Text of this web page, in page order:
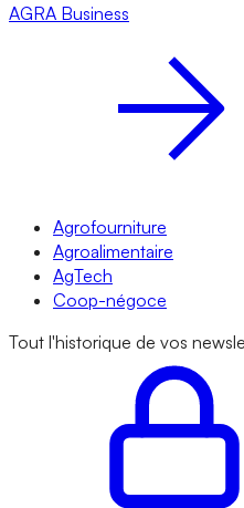
AGRA Business
Agrofourniture
Agroalimentaire
AgTech
Coop-négoce
Tout l'historique de vos